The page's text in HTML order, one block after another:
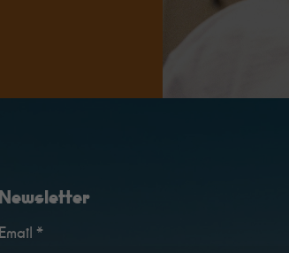
Newsletter
Email *